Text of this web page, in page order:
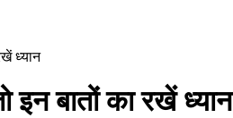
ध्यान
इन बातों का रखें ध्यान